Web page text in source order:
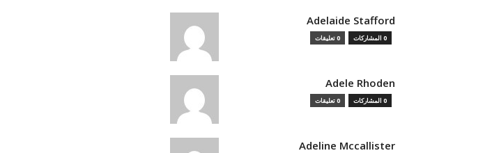
Adelaide Stafford
0 المشاركات 0 تعليقات
Adele Rhoden
0 المشاركات 0 تعليقات
Adeline Mccallister